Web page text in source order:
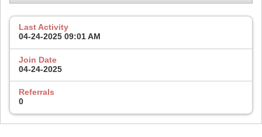
Last Activity
04-24-2025 09:01 AM
Join Date
04-24-2025
Referrals
0